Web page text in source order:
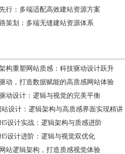
行：多端适配高效建站资源方案
策划：多端无缝建站资源体系
构重塑网站质感：科技驱动设计跃升
动，打造数据赋能的高质感网站体验
动设计：逻辑与视觉的完美平衡
站设计：逻辑架构与高质感界面实现精讲
设计实战：逻辑架构与质感进阶
设计进阶：逻辑与视觉双优化
站逻辑架构，打造质感视觉体验